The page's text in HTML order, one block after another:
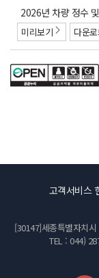
첨
부
파
2026년 차량 정수
미리보기 다운
고객서비스
[30147]세종특별자치
TEL : 044)